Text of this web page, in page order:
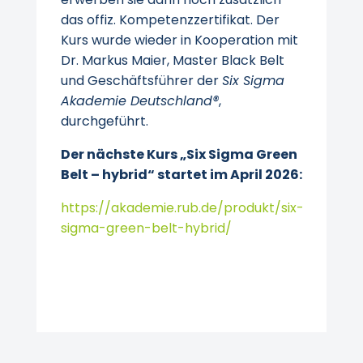
das offiz. Kompetenzzertifikat. Der
Kurs wurde wieder in Kooperation mit
Dr. Markus Maier, Master Black Belt
und Geschäftsführer derSix Sigma
Akademie Deutschland®,
durchgeführt.
Der nächste Kurs „Six Sigma Green
Belt – hybrid“ startet im April 2026:
https://akademie.rub.de/produkt/six-
sigma-green-belt-hybrid/